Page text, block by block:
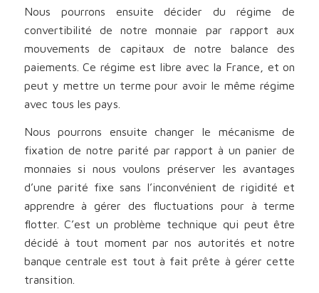
Nous pourrons ensuite décider du régime de
convertibilité de notre monnaie par rapport aux
mouvements de capitaux de notre balance des
paiements. Ce régime est libre avec la France, et on
peut y mettre un terme pour avoir le même régime
avec tous les pays.
Nous pourrons ensuite changer le mécanisme de
fixation de notre parité par rapport à un panier de
monnaies si nous voulons préserver les avantages
d’une parité fixe sans l’inconvénient de rigidité et
apprendre à gérer des fluctuations pour à terme
flotter. C’est un problème technique qui peut être
décidé à tout moment par nos autorités et notre
banque centrale est tout à fait prête à gérer cette
transition.